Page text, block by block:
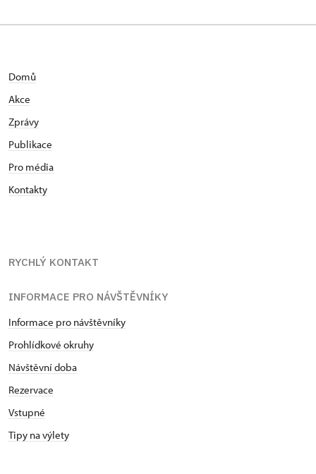
Domů
Akce
Zprávy
Publikace
Pro média
Kontakty
RYCHLÝ KONTAKT
INFORMACE PRO NÁVŠTĚVNÍKY
Informace pro návštěvníky
Prohlídkové okruhy
Návštěvní doba
Rezervace
Vstupné
Tipy na výlety